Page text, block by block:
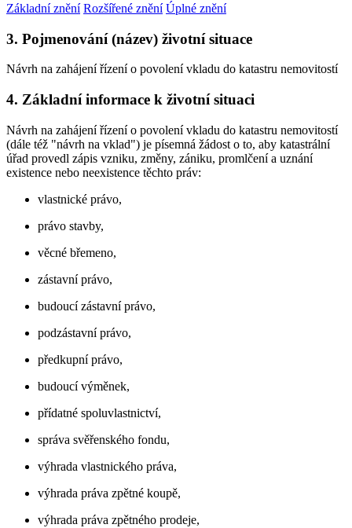
Základní znění Rozšířené znění Úplné znění
3. Pojmenování (název) životní situace
Návrh na zahájení řízení o povolení vkladu do katastru nemovitostí
4. Základní informace k životní situaci
Návrh na zahájení řízení o povolení vkladu do katastru nemovitostí
(dále též "návrh na vklad") je písemná žádost o to, aby katastrální
úřad provedl zápis vzniku, změny, zániku, promlčení a uznání
existence nebo neexistence těchto práv:
vlastnické právo,
právo stavby,
věcné břemeno,
zástavní právo,
budoucí zástavní právo,
podzástavní právo,
předkupní právo,
budoucí výměnek,
přídatné spoluvlastnictví,
správa svěřenského fondu,
výhrada vlastnického práva,
výhrada práva zpětné koupě,
výhrada práva zpětného prodeje,